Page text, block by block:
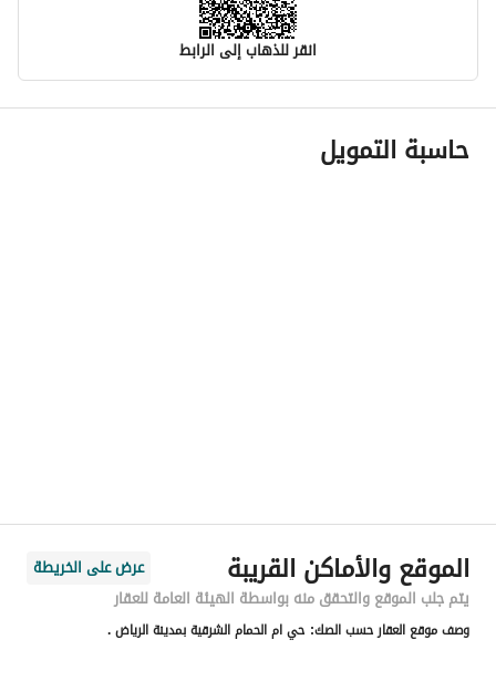
انقر للذهاب إلى الرابط
معلومات مسؤول الإعلان
اسم المسؤول
رقم المبنى
1111
الرقم الاضافي
1111
حاسبة التمويل
الموقع والأماكن القريبة
عرض على الخريطة
يتم جلب الموقع والتحقق منه بواسطة الهيئة العامة للعقار
وصف موقع العقار حسب الصك: حي ام الحمام الشرقية بمدينة الرياض .